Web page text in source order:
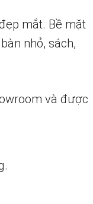
mắt. Bề mặt
nhỏ, sách,
và được